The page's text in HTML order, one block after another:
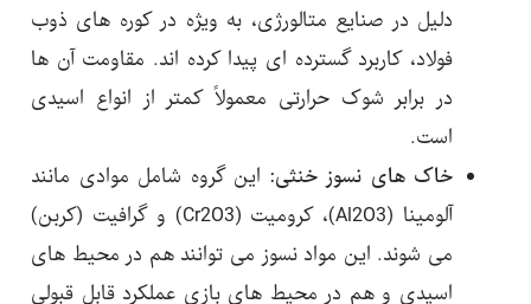
دلیل در صنایع متالورژی، به ویژه در کوره های ذوب
فولاد، کاربرد گسترده ای پیدا کرده اند. مقاومت آن ها
در برابر شوک حرارتی معمولاً کمتر از انواع اسیدی
است.
خاک های نسوز خنثی: این گروه شامل موادی مانند
آلومینا (Al2O3)، کرومیت (Cr2O3) و گرافیت (کربن)
می شوند. این مواد نسوز می توانند هم در محیط های
اسیدی و هم در محیط های بازی عملکرد قابل قبولی